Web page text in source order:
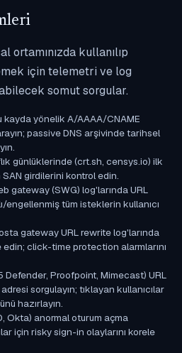
ortamınızda kullanılıp
için telemetri ve log
somut sorgular.
kayda yönelik A/AAAA/CNAME
passive DNS arşivinde tarihsel
günlüklerinde (crt.sh, censys.io) ilk
girdilerini kontrol edin.
gateway (SWG) log'larında URL
engellenmiş tüm isteklerin kullanıcı
gateway URL rewrite log'larında
edin; click-time protection alarmlarını
Proofpoint, Mimecast) URL
sorgulayın; tıklayan kullanıcılar
hazırlayın.
Okta) anormal oturum açma
için risky sign-in olaylarını korele